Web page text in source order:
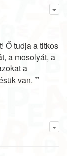
Ő tudja a titkos
a mosolyát, a
a
van. ”